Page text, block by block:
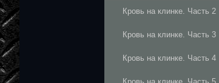
Кровь на клинке. Часть 2
Кровь на клинке. Часть 3
Кровь на клинке. Часть 4